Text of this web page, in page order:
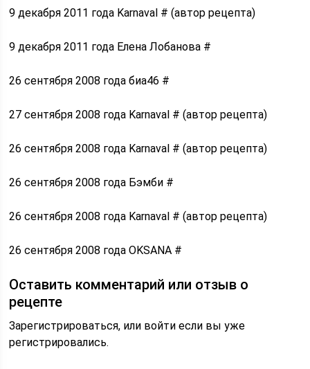
9 декабря 2011 года Karnaval # (автор рецепта)
9 декабря 2011 года Елена Лобанова #
26 сентября 2008 года биа46 #
27 сентября 2008 года Karnaval # (автор рецепта)
26 сентября 2008 года Karnaval # (автор рецепта)
26 сентября 2008 года Бэмби #
26 сентября 2008 года Karnaval # (автор рецепта)
26 сентября 2008 года OKSANA #
Оставить комментарий или отзыв о
рецепте
Зарегистрироваться, или войти если вы уже
регистрировались.